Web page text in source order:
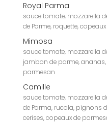
Royal Parma
sauce tomate, mozzarella
de Parme, roquette,
Mimosa
sauce tomate, mozzarella
jambon de parme,
parmesan
Camille
sauce tomate, mozzarella
de Parma, rucola, pignons
cerises, copeaux de